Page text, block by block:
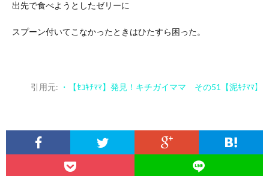
出先で食べようとしたゼリーに
スプーン付いてこなかったときはひたすら困った。
引用元: ・【ｾｺｷﾁﾏﾏ】発見！キチガイママ その51【泥ｷﾁﾏﾏ】